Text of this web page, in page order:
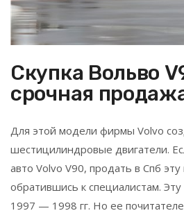
Скупка Вольво
срочная
Для этой модели фирмы Volvo
шестицилиндровые двигатели.
авто Volvo V90, продать в Спб
обратившись к специалистам.
1997 — 1998 гг. Но ее